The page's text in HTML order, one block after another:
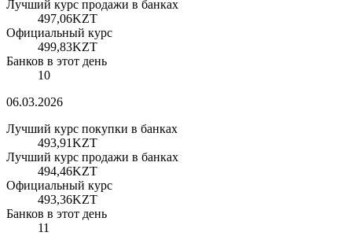
Лучший курс продажи в банках
497,06KZT
Официальный курс
499,83KZT
Банков в этот день
10
06.03.2026
Лучший курс покупки в банках
493,91KZT
Лучший курс продажи в банках
494,46KZT
Официальный курс
493,36KZT
Банков в этот день
11